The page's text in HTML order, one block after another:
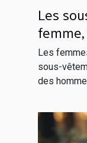
Les
Les
sous-
des